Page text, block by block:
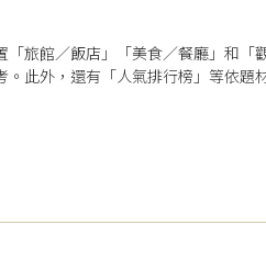
「旅館／飯店」「美食／餐廳」和「
。此外，還有「人氣排行榜 」等依題